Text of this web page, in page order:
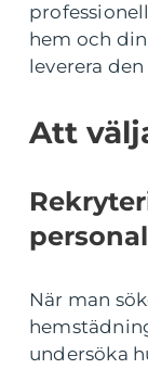
hem och
leverera
Att
personal
När man
undersöka